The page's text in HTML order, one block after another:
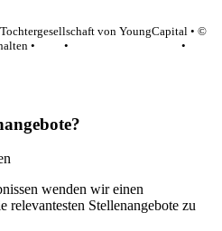
von YoungCapital • ©
•
•
•
wenden wir einen
relevantesten Stellenangebote zu